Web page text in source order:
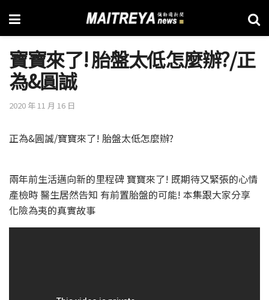
寶寶來了! 胎盤太低怎麼辦?/正
為&圓誠
2020 年 11 月 16 日
正為&圓誠/寶寶來了! 胎盤太低怎麼辦?
兩年前生活邁向新的里程碑 寶寶來了! 既期待又緊張的心情
產檢時 醫生居然告知 有前置胎盤的可能! 本集跟大家分享
化險為夷的真實故事